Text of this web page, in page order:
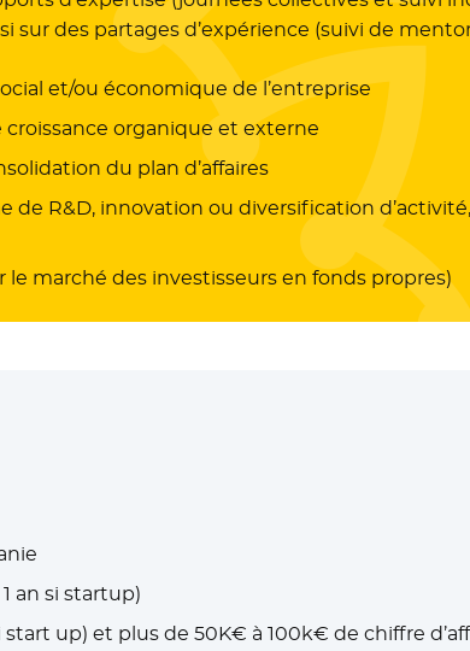
sur des partages d’expérience (suivi de
et/ou économique de l’entreprise
organique et externe
du plan d’affaires
R&D, innovation ou diversification
marché des investisseurs en fonds propres)
an si startup)
start up) et plus de 50K€ à 100k€ de chiffre